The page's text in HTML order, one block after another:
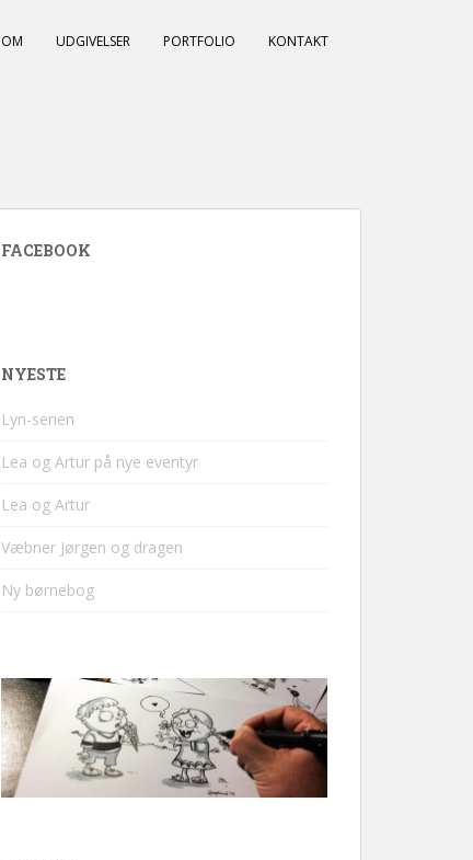
OM UDGIVELSER PORTFOLIO KONTAKT
FACEBOOK
NYESTE
Lyn-serien
Lea og Artur på nye eventyr
Lea og Artur
Væbner Jørgen og dragen
Ny børnebog